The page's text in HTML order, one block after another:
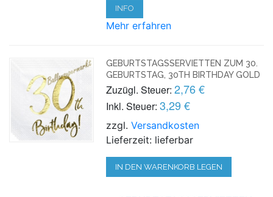
INFO
Mehr erfahren
GEBURTSTAGSSERVIETTEN ZUM 30.
GEBURTSTAG, 30TH BIRTHDAY GOLD
Zuzügl. Steuer: 2,76 €
Inkl. Steuer: 3,29 €
zzgl.Versandkosten
Lieferzeit: lieferbar
IN DEN WARENKORB LEGEN